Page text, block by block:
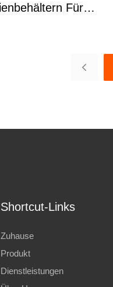
Für
Shortcut-Links
Zuhause
Produkt
Dienstleistungen